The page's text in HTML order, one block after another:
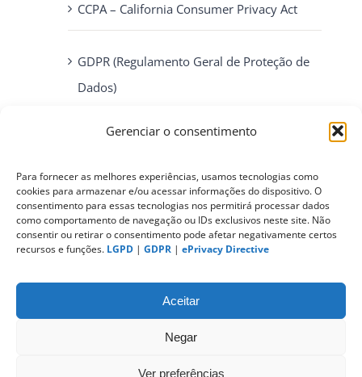
Gerenciar o consentimento
Para fornecer as melhores experiências, usamos tecnologias como
cookies para armazenar e/ou acessar informações do dispositivo. O
consentimento para essas tecnologias nos permitirá processar dados
como comportamento de navegação ou IDs exclusivos neste site. Não
consentir ou retirar o consentimento pode afetar negativamente certos
recursos e funções. LGPD | GDPR | ePrivacy Directive
Aceitar
Negar
Ver preferências
CCPA – California Consumer Privacy Act
GDPR (Regulamento Geral de Proteção de
Dados)
ePrivacy Directive (Diretiva ePrivacidade)
PIPEDA (Personal Information Protection
and Electronic Documents Act)